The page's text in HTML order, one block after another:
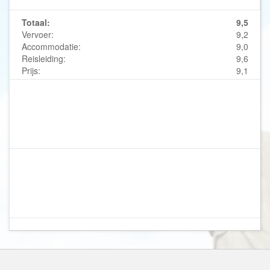
Totaal:
9,5
Vervoer:
9,2
Accommodatie:
9,0
Reisleiding:
9,6
Prijs:
9,1